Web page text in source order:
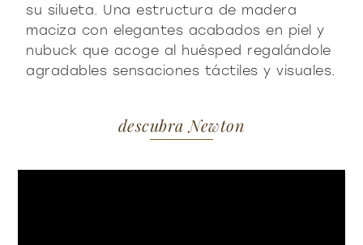
su silueta. Una estructura de madera
maciza con elegantes acabados en piel y
nubuck que acoge al huésped regalándole
agradables sensaciones táctiles y visuales.
descubra Newton